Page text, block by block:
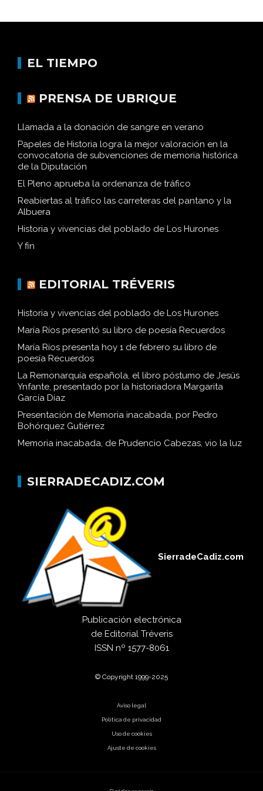
EL TIEMPO
PRENSA DE UBRIQUE
Llamada a la donación de sangre en verano
Papeles de Historia logra la mejor valoración en la
convocatoria de subvenciones de memoria histórica
de la Diputación
El Pleno aprueba la ordenanza de tráfico
Reabiertas al tráfico las carreteras del pantano y la
Albuera
Historia y vivencias del poblado de Los Hurones
Y fin
EDITORIAL TRÉVERIS
Historia y vivencias del poblado de Los Hurones
María Ríos presentó su libro de poesía Recuerdos
María Ríos presenta hoy 1 de febrero su libro de
poesía Recuerdos
La Remonarquía española, el libro póstumo de Jesús
Ynfante, presentado por la historiadora Margarita
García Díaz
Presentación de Memoria inacabada, por Pedro
Bohórquez Gutiérrez
Memoria inacabada, de Prudencio Cabezas, vio la luz
SIERRADECADIZ.COM
SierradeCadiz.com
Publicación electrónica
de Editorial Tréveris
ISSN nº 1577-8061
© Copyright 1999-2025
Aviso legal
Política de privacidad
Uso de cookies
Ajuste de cookies